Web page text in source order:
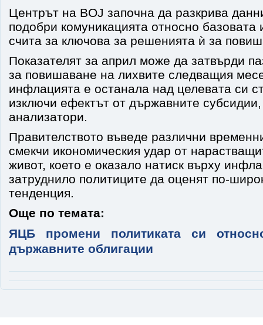
Центрът на BOJ започна да разкрива
подобри комуникацията относно
счита за ключова за решенията ѝ за
Показателят за април може да затвърди
за повишаване на лихвите следващия
инфлацията е останала над целевата си
изключи ефектът от държавните субсидии,
анализатори.
Правителството въведе различни
смекчи икономическия удар от
живот, което е оказало натиск върху
затруднило политиците да оценят по-
тенденция.
Още по темата:
ЯЦБ промени политиката си
държавните облигации